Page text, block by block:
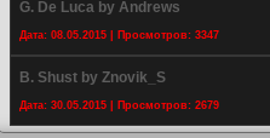
G. De Luca by Andrews
Дата: 08.05.2015 | Просмотров: 3347
B. Shust by Znovik_S
Дата: 30.05.2015 | Просмотров: 2679